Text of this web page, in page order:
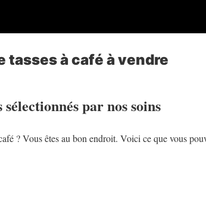
tasses à café à vendre
sélectionnés par nos soins
? Vous êtes au bon endroit. Voici ce que vous